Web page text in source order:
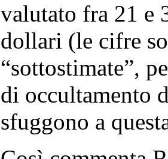
valutato fra 21 e
dollari (le cifre
“sottostimate”,
di occultamento
sfuggono a